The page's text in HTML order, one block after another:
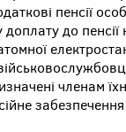
пенсії
до
членам